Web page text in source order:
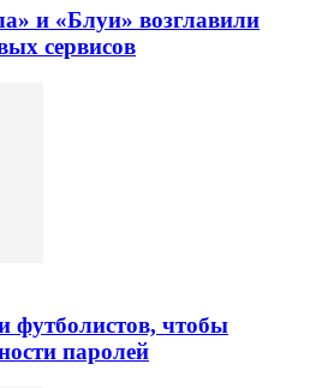
и «Блуи» возглавили
сервисов
чтобы
паролей